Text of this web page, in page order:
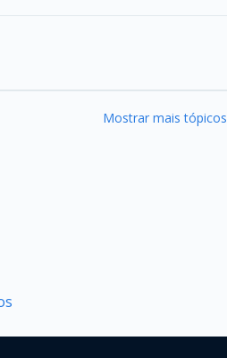
Mostrar mais tópicos